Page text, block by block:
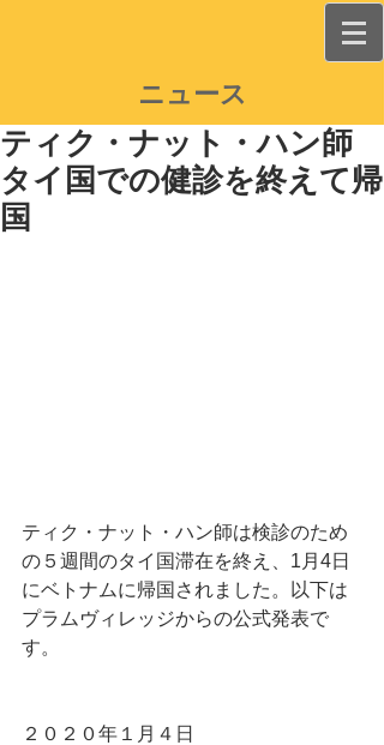
ニュース
ティク・ナット・ハン師
タイ国での健診を終えて帰
国
ティク・ナット・ハン師は検診のため
の５週間のタイ国滞在を終え、1月4日
にベトナムに帰国されました。以下は
プラムヴィレッジからの公式発表で
す。
２０２０年１月４日